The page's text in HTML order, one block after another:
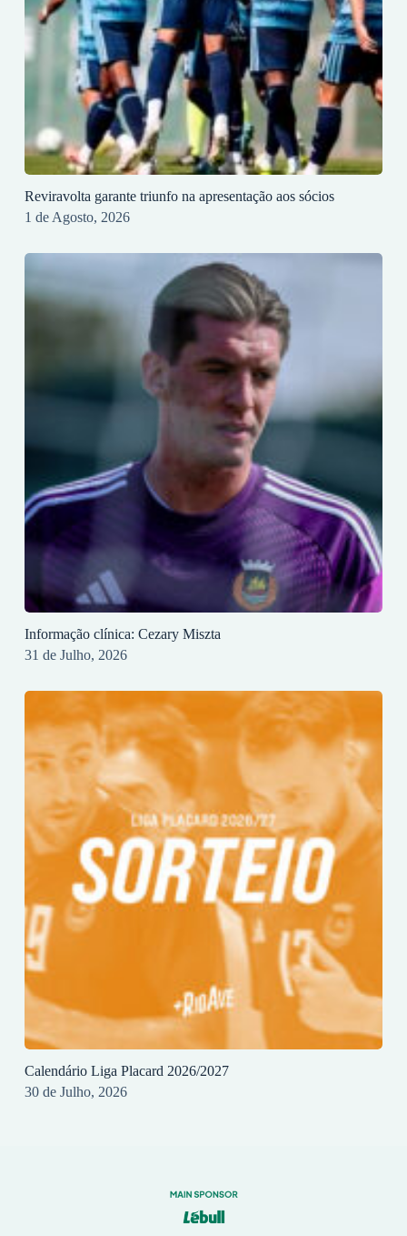
Reviravolta garante triunfo na apresentação aos sócios
1 de Agosto, 2026
Informação clínica: Cezary Miszta
31 de Julho, 2026
Calendário Liga Placard 2026/2027
30 de Julho, 2026